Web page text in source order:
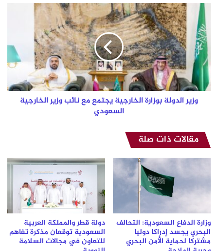
وزير
الدولة
بوزارة
الخارجية
يجتمع
مع
نائب
وزير
الخارجية
السعودي
وزير الدولة بوزارة الخارجية يجتمع مع نائب وزير الخارجية
السعودي
مقالات ذات صلة
وزارة الدفاع السعودية: التحالف
البحري يجسد إدراكا دوليا
مشتركا لحماية الأمن البحري
دولة قطر والمملكة العربية
السعودية توقعان مذكرة تفاهم
للتعاون في مجالات السلامة